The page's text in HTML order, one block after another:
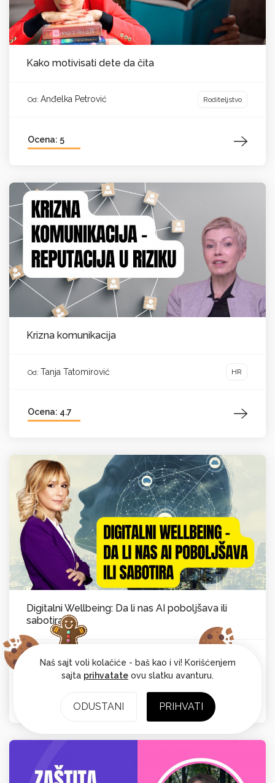
Kako motivisati dete da čita
Od: Anđelka Petrović Roditeljstvo
Ocena: 5
Krizna komunikacija
Od: Tanja Tatomirović HR
Ocena: 4.7
Digitalni Wellbeing: Da li nas AI poboljšava ili
sabotira
Od:
Naš sajt voli kolačiće - baš kao i vi! Korišćenjem
sajta prihvatate ovu slatku avanturu.
ODUSTANI PRIHVATI